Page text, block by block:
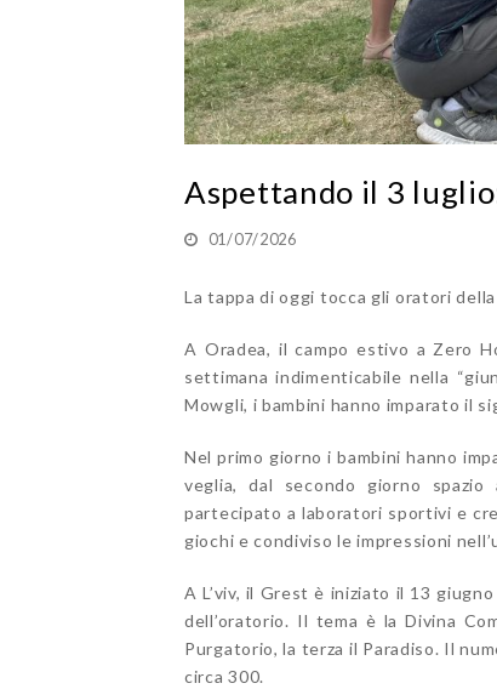
Aspettando il 3
01/07/2026
La tappa di oggi tocca gli oratori della
A Oradea, il campo estivo a Zero
settimana indimenticabile nella
Mowgli, i bambini hanno imparato il
Nel primo giorno i bambini hanno
veglia, dal secondo giorno
partecipato a laboratori sportivi e
giochi e condiviso le impressioni
A L’viv, il Grest è iniziato il 13
dell’oratorio. Il tema è la Divina
Purgatorio, la terza il Paradiso. Il
circa 300.